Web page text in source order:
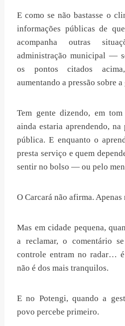
E como se não bastasse o
informações públicas de
acompanha outras
administração municipal —
os pontos citados
aumentando a pressão sobre a
Tem gente dizendo, em
ainda estaria aprendendo,
pública. E enquanto o
presta serviço e quem
sentir no bolso — ou pelo
O Carcará não afirma.
Mas em cidade pequena,
a reclamar, o comentário
controle entram no radar…
não é dos mais tranquilos.
E no Potengi, quando a
povo percebe primeiro.